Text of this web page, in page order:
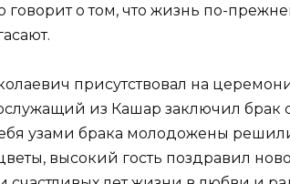
говорит о том, что жизнь по-
присутствовал на
из Кашар заключил брак
узами брака молодожены
высокий гость поздравил